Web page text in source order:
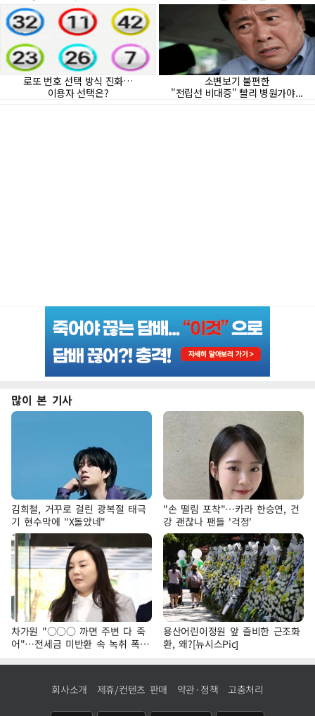
많이 본 기사
김희철, 거꾸로 걸린 광복절 태극
기 현수막에 "X돌았네"
"손 떨림 포착"…카라 한승연, 건
강 괜찮나 팬들 '걱정'
차가원 "○○○ 까면 주변 다 죽
어"…전세금 미반환 속 녹취 폭로
파장
용산어린이정원 앞 즐비한 근조화
환, 왜?[뉴시스Pic]
회사소개 제휴/컨텐츠 판매 약관·정책 고충처리